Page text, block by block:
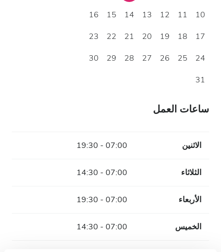
10
11
12
13
14
15
16
17
18
19
20
21
22
23
24
25
26
27
28
29
30
31
ساعات العمل
الاثنين 07:00 - 19:30
الثلاثاء 07:00 - 14:30
الأربعاء 07:00 - 19:30
الخميس 07:00 - 14:30